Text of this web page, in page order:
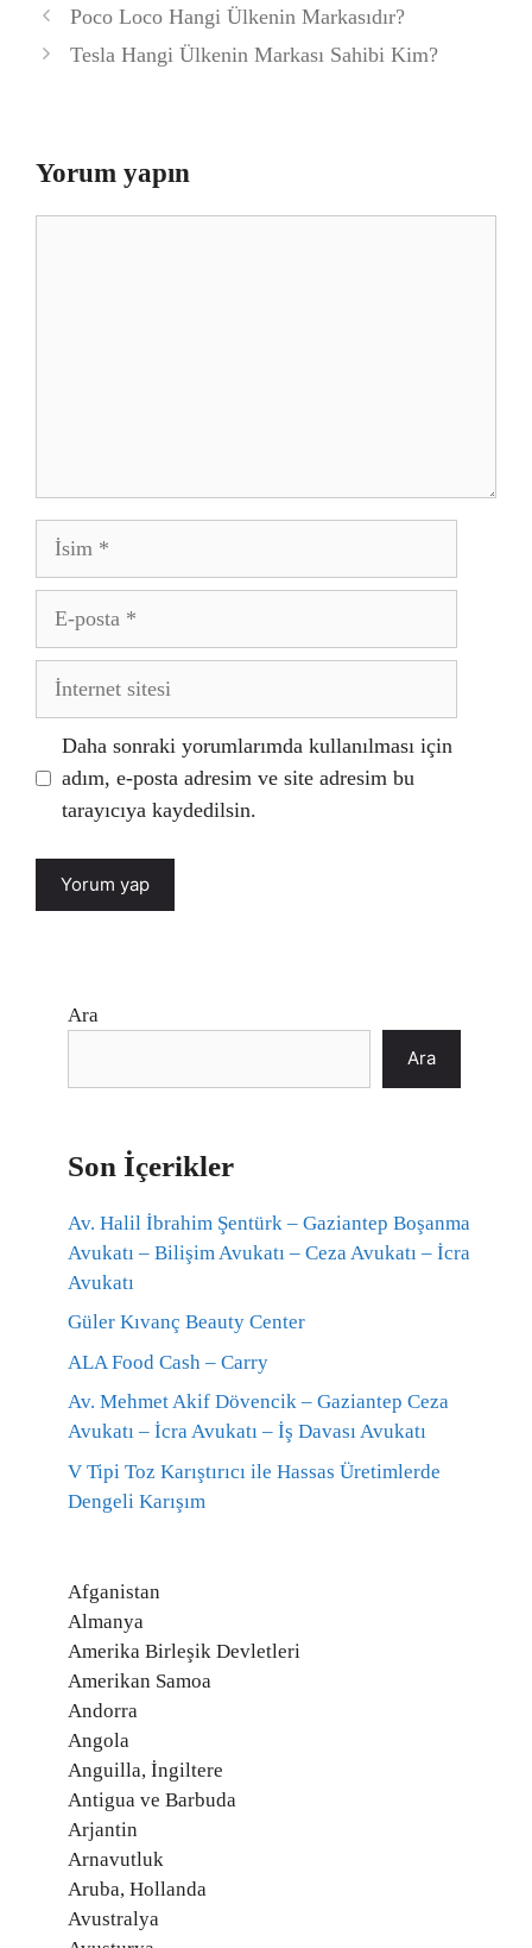
Poco Loco Hangi Ülkenin Markasıdır?
Tesla Hangi Ülkenin Markası Sahibi Kim?
Yorum yapın
İsim
posta
İnternet
Daha sonraki yorumlarımda kullanılması için
adım, e-posta adresim ve site adresim bu
tarayıcıya kaydedilsin.
Ara
Ara
Son İçerikler
Av. Halil İbrahim Şentürk – Gaziantep Boşanma
Avukatı – Bilişim Avukatı – Ceza Avukatı – İcra
Avukatı
Güler Kıvanç Beauty Center
ALA Food Cash – Carry
Av. Mehmet Akif Dövencik – Gaziantep Ceza
Avukatı – İcra Avukatı – İş Davası Avukatı
V Tipi Toz Karıştırıcı ile Hassas Üretimlerde
Dengeli Karışım
Afganistan
Almanya
Amerika Birleşik Devletleri
Amerikan Samoa
Andorra
Angola
Anguilla, İngiltere
Antigua ve Barbuda
Arjantin
Arnavutluk
Aruba, Hollanda
Avustralya